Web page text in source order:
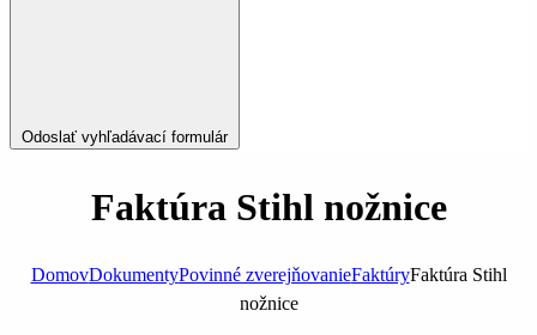
Odoslať vyhľadávací formulár
Faktúra Stihl nožnice
DomovDokumentyPovinné zverejňovanieFaktúryFaktúra Stihl
nožnice